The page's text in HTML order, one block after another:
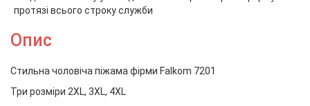
протязі всього строку служби
Опис
Стильна чоловіча піжама фірми Falkom 7201
Три розміри 2XL, 3XL, 4XL